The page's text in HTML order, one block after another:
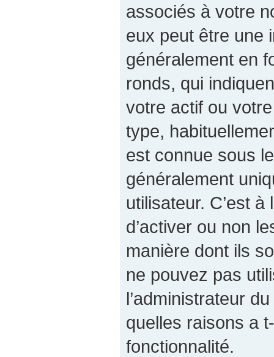
associés à votre
eux peut être une
généralement en
ronds, qui
votre actif ou
type,
est connue sous
généralement
utilisateur. C’est
d’activer ou non
manière dont ils
ne pouvez pas
l’administrateur
quelles raisons a
fonctionnalité.